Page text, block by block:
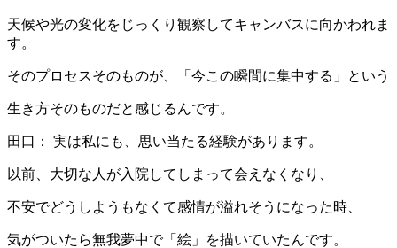
天候や光の変化をじっくり観察してキャンバスに向かわれま
す。
そのプロセスそのものが、「今この瞬間に集中する」という
生き方そのものだと感じるんです。
田口： 実は私にも、思い当たる経験があります。
以前、大切な人が入院してしまって会えなくなり、
不安でどうしようもなくて感情が溢れそうになった時、
気がついたら無我夢中で「絵」を描いていたんです。